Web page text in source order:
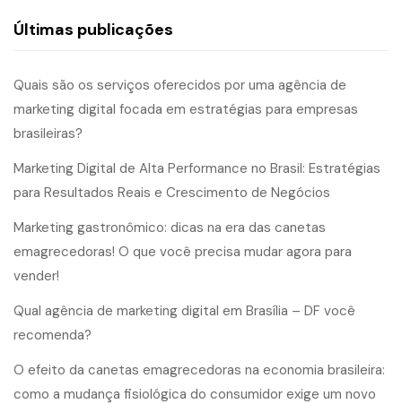
Últimas publicações
Quais são os serviços oferecidos por uma agência de
marketing digital focada em estratégias para empresas
brasileiras?
Marketing Digital de Alta Performance no Brasil: Estratégias
para Resultados Reais e Crescimento de Negócios
Marketing gastronômico: dicas na era das canetas
emagrecedoras! O que você precisa mudar agora para
vender!
Qual agência de marketing digital em Brasília – DF você
recomenda?
O efeito da canetas emagrecedoras na economia brasileira:
como a mudança fisiológica do consumidor exige um novo